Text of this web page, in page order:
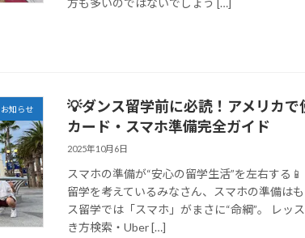
方も多いのではないでしょう […]
お知らせ
💡ダンス留学前に必読！アメリカ
カード・スマホ準備完全ガイド
2025年10月6日
スマホの準備が“安心の留学生活”を左右する
留学を考えているみなさん、スマホの準備は
ス留学では「スマホ」がまさに“命綱”。 レッ
き方検索・Uber […]